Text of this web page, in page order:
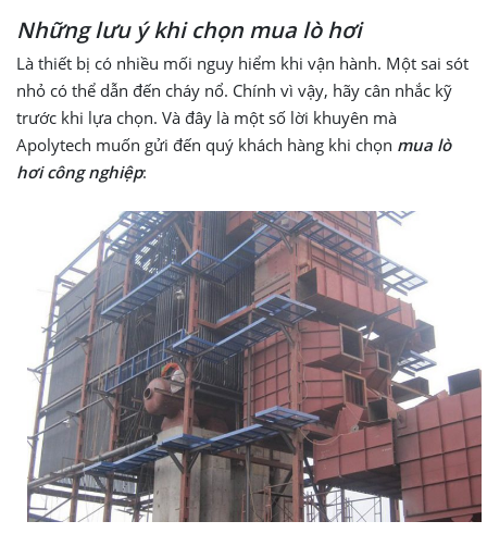
Những lưu ý khi chọn mua lò hơi
Là thiết bị có nhiều mối nguy hiểm khi vận hành. Một sai sót
nhỏ có thể dẫn đến cháy nổ. Chính vì vậy, hãy cân nhắc kỹ
trước khi lựa chọn. Và đây là một số lời khuyên mà
Apolytech muốn gửi đến quý khách hàng khi chọn mua lò
hơi công nghiệp: